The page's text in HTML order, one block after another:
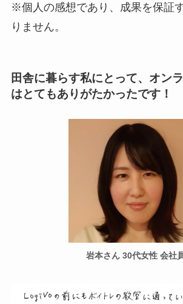
※個人の感想であり、成果を保証
りません。
田舎に暮らす私にとって、オン
はとてもありがたかったです！
岩本さん 30代女性 会社